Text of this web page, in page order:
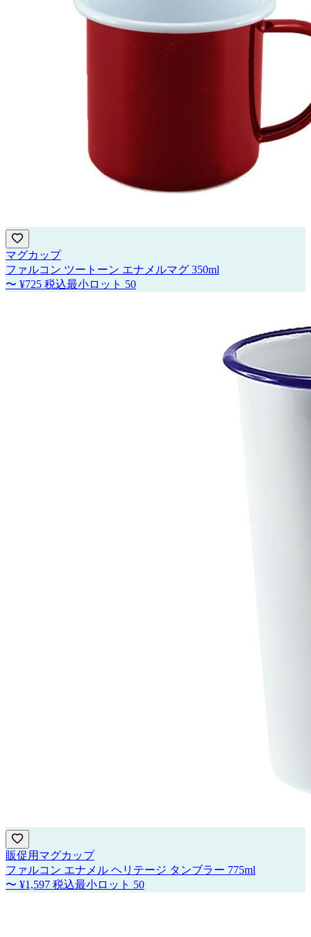
マグカップ
ファルコン ツートーン エナメルマグ 350ml
〜 ¥725 税込最小ロット 50
販促用マグカップ
ファルコン エナメル ヘリテージ タンブラー 775ml
〜 ¥1,597 税込最小ロット 50